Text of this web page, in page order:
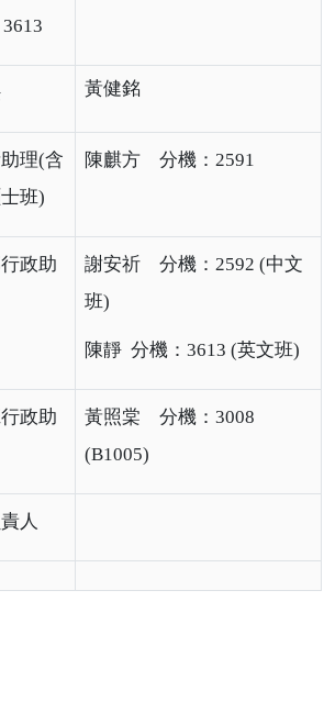
黃健銘
理(含
班)
陳麒方 分機：2591
政助
謝安祈 分機：2592 (中文
班)
陳靜 分機：3613 (英文班)
政助
黃照棠 分機：3008
(B1005)
人